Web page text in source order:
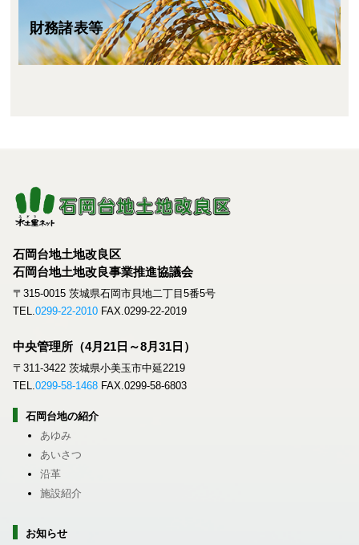
財務諸表等
石岡台地土地改良区
石岡台地土地改良事業推進協議会
〒315-0015 茨城県石岡市貝地二丁目5番5号
TEL. 0299-22-2010 FAX.0299-22-2019
中央管理所（4月21日～8月31日）
〒311-3422 茨城県小美玉市中延2219
TEL. 0299-58-1468 FAX.0299-58-6803
石岡台地の紹介
あゆみ
あいさつ
沿革
施設紹介
お知らせ